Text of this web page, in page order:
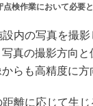
点検作業において必要
内の写真を撮
真の撮影方向
らも高精度に方
離に応じて生